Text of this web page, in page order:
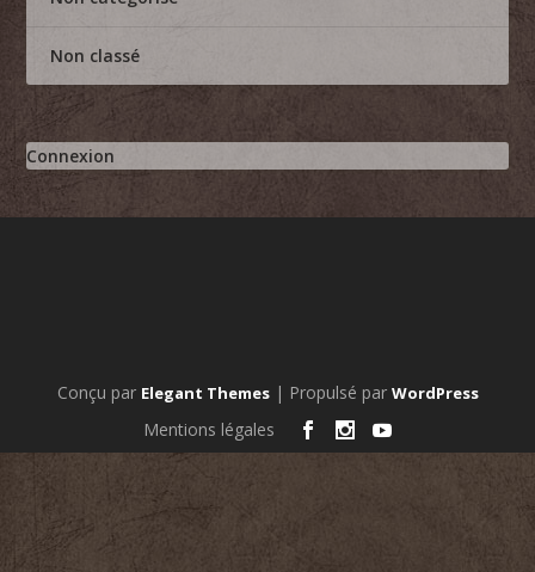
Non classé
Connexion
Conçu par Elegant Themes| Propulsé par WordPress
Mentions légales